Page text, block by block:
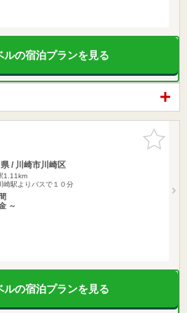
ルの宿泊プランを見る
お気に入
りに追加
/ 川崎市川崎区
1.11km
崎駅よりバスで１０分
～
ルの宿泊プランを見る